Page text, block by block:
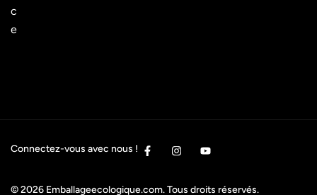
c
e
Connectez-vous avec nous !
© 2026 Emballageecologique.com. Tous droits réservés.